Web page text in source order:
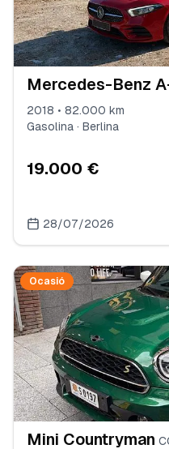
Mercedes-Benz
2018 • 82.000 km
Gasolina · Berlina
19.000 €
28/07/2026
Ocasió
Mini Countryman